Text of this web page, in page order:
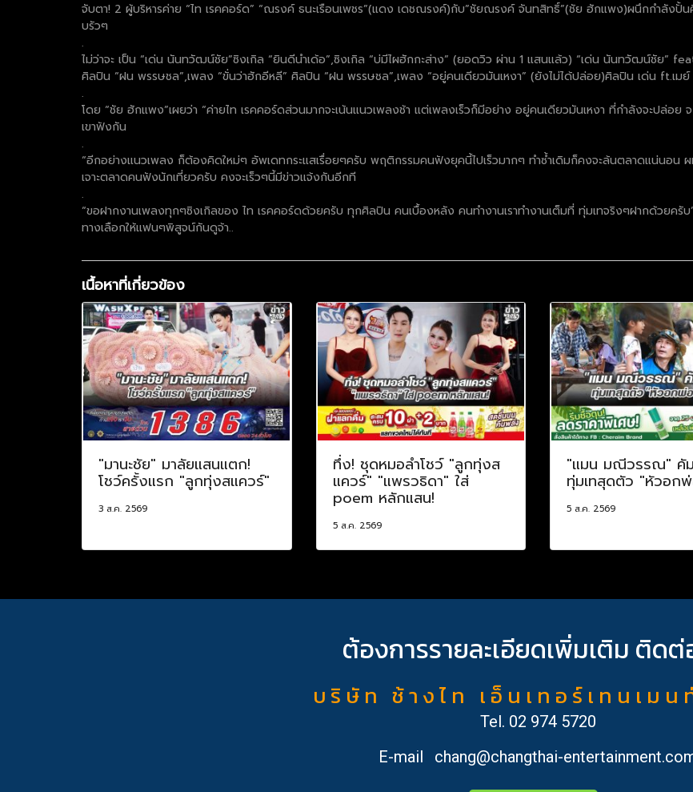
จับตา! 2 ผู้บริหารค่าย “ไท เรคคอร์ด” “ณรงค์ ธนะเรือนเพชร”(แดง เดชณรงค์)กับ”ชัยณรงค์ จันทสิทธิ์”(ชัย ฮักแพง)ผนึกกำลั
บรัวๆ
.
ไม่ว่าจะ เป็น “เด่น นันทวัฒน์ชัย”ซิงเกิล “ยินดีนำเด้อ”,ซิงเกิล “บ่มีไผฮักกะส่าง” (ยอดวิว ผ่าน 1 แสนแล้ว) “เด่น นันทวัฒน์ชัย”
ศิลปิน “ฝน พรรษชล”,เพลง “ขั่นว่าฮักอีหลี” ศิลปิน “ฝน พรรษชล”,เพลง “อยู่คนเดียวมันเหงา” (ยังไม่ได้ปล่อย)ศิลปิน เด่น ft.เมย์
.
โดย “ชัย ฮักแพง”เผยว่า “ค่ายไท เรคคอร์ดส่วนมากจะเน้นแนวเพลงช้า แต่เพลงเร็วก็มีอย่าง อยู่คนเดียวมันเหงา ที่กำลังจะป
เขาฟังกัน
.
“อีกอย่างแนวเพลง ก็ต้องคิดใหม่ๆ อัพเดทกระแสเรื่อยๆครับ พฤติกรรมคนฟังยุคนี้ไปเร็วมากๆ ทำซ้ำเดิมก็คงจะล้นตลาดแน่นอน
เจาะตลาดคนฟังนักเที่ยวครับ คงจะเร็วๆนี้มีข่าวแจ้งกันอีกที
.
“ขอฝากงานเพลงทุกๆซิงเกิลของ ไท เรคคอร์ดด้วยครับ ทุกศิลปิน คนเบื้องหลัง คนทำงานเราทำงานเต็มที่ ทุ่มเทจริงๆฝากด้วยครั
ทางเลือกให้แฟนๆพิสูจน์กันดูจ้า..
เนื้อหาที่เกี่ยวข้อง
"มานะชัย" มาลัยแสนแตก!
โชว์ครั้งแรก "ลูกทุ่งสแควร์"
3 ส.ค. 2569
ทึ่ง! ชุดหมอลำโชว์ "ลูกทุ่งส
แควร์" "แพรวธิดา" ใส่
poem หลักแสน!
5 ส.ค. 2569
"แมน มณีวรรณ" คั
ทุ่มเทสุดตัว "หัวอก
5 ส.ค. 2569
ต้องการรายละเอียดเพิ่มเติม ติดต่
บ ริ ษั ท ช้ า ง ไ ท เ อ็ น เ ท อ ร์ เ ท น เ ม น
Tel. 02 974 5720
E-mail
chang@changthai-